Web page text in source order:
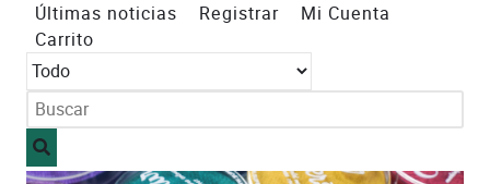
Últimas noticias Registrar
Mi Cuenta
Carrito